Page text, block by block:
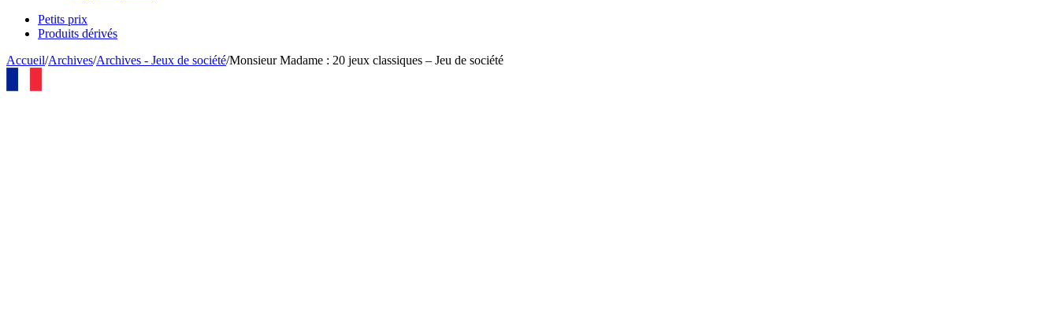
Petits prix
Produits dérivés
Accueil/Archives/Archives - Jeux de société/Monsieur Madame : 20 jeux classiques – Jeu de société